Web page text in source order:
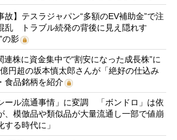
故】テスラジャパン“多額のEV補助金”で注
乱 トラブル続発の背後に見え隠れす
の影
連株に資金集中で“割安になった成長株”に
円超の坂本慎太郎さんが「絶好の仕込み
食品銘柄を紹介
ール流通事情」に変調 「ボンドロ」は依
、模倣品や類似品が大量流通し一部で値崩
る時代に」